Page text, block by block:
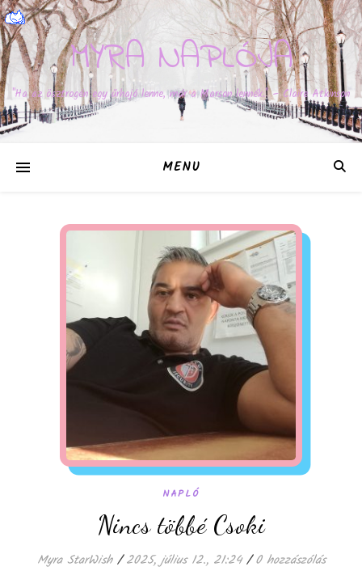
MYRA NAPLÓJA
"Ha az ösztrogén egy űrhajó lenne, már a Marson lennék." – Claire Atkinson
MENU
NAPLÓ
Nincs többé Csoki
Myra StarWish / 2025, július 12., 21:24 / 0 hozzászólás